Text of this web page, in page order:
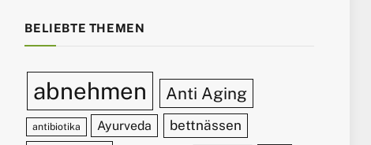
BELIEBTE THEMEN
abnehmen Anti Aging
antibiotika Ayurveda bettnässen